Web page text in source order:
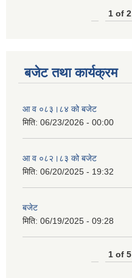
1 of 2
बजेट तथा कार्यक्रम
आ व ०८३।८४ को बजेट
मिति: 06/23/2026 - 00:00
आ व ०८२।८३ को बजेट
मिति: 06/20/2025 - 19:32
बजेट
मिति: 06/19/2025 - 09:28
1 of 5